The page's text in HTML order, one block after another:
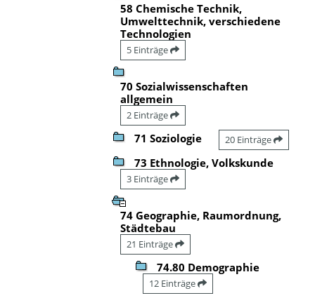
58 Chemische Technik,
Umwelttechnik, verschiedene
Technologien
5 Einträge
70 Sozialwissenschaften
allgemein
2 Einträge
71 Soziologie 20 Einträge
73 Ethnologie, Volkskunde
3 Einträge
74 Geographie, Raumordnung,
Städtebau
21 Einträge
74.80 Demographie
12 Einträge